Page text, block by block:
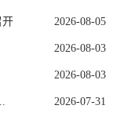
开 2026-08-05
2026-08-03
2026-08-03
2026-07-31